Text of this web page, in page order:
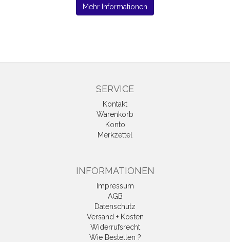
Mehr Informationen
SERVICE
Kontakt
Warenkorb
Konto
Merkzettel
INFORMATIONEN
Impressum
AGB
Datenschutz
Versand + Kosten
Widerrufsrecht
Wie Bestellen ?